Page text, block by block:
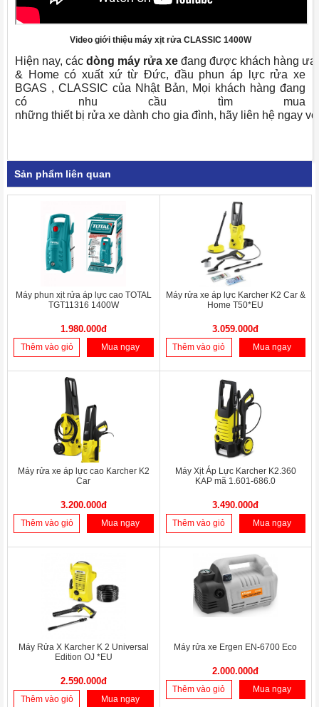
Video giới thiệu máy xịt rửa CLASSIC 1400W
Hiện nay, các dòng máy rửa xe đang được khách hàng
& Home có xuất xứ từ Đức, đầu phun áp lực rửa xe
BGAS , CLASSIC của Nhật Bản, Mọi khách hàng đang
có nhu cầu tìm mua
những thiết bị rửa xe dành cho gia đình, hãy liên hệ ngay
Sản phẩm liên quan
Máy phun xịt rửa áp lực cao TOTAL
TGT11316 1400W
1.980.000đ
Thêm vào giỏ Mua ngay
Máy rửa xe áp lực Karcher K2 Car &
Home T50*EU
3.059.000đ
Thêm vào giỏ Mua ngay
Máy rửa xe áp lực cao Karcher K2
Car
3.200.000đ
Thêm vào giỏ Mua ngay
Máy Xịt Áp Lực Karcher K2.360
KAP mã 1.601-686.0
3.490.000đ
Thêm vào giỏ Mua ngay
Máy Rửa X Karcher K 2 Universal
Edition OJ *EU
2.590.000đ
Thêm vào giỏ Mua ngay
Máy rửa xe Ergen EN-6700 Eco
2.000.000đ
Thêm vào giỏ Mua ngay